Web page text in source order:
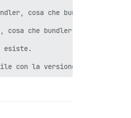
cosa che bundler
cosa che bundler non
esiste.